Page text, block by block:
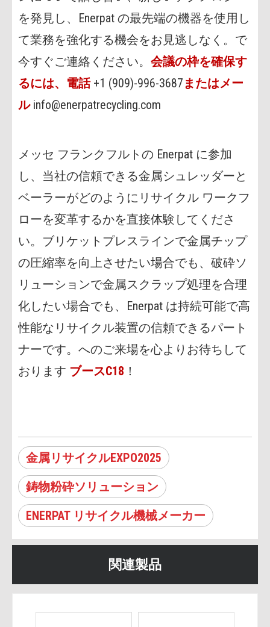
を発見し、Enerpat の最先端の機器を使用し
て業務を強化する機会をお見逃しなく。で
今すぐご連絡ください。 会議の枠を確保す
るには、電話+1 (909)-996-3687またはメー
ル info@enerpatrecycling.com
メッセ フランクフルトの Enerpat に参加
し、当社の信頼できる金属シュレッダーと
ベーラーがどのようにリサイクル ワークフ
ローを変革するかを直接体験してくださ
い。ブリケットプレスラインで金属チップ
の圧縮率を向上させたい場合でも、破砕ソ
リューションで金属スクラップ処理を合理
化したい場合でも、Enerpat は持続可能で高
性能なリサイクル装置の信頼できるパート
ナーです。へのご来場を心よりお待ちして
おります ブースC18 ！
金属リサイクルEXPO2025
鋳物粉砕ソリューション
ENERPAT リサイクル機械メーカー
関連製品